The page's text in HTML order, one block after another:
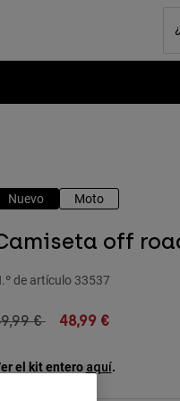
Nuevo Moto
off
de artículo 33537
reduced from
€to48,99 €
el kit entero aquí.